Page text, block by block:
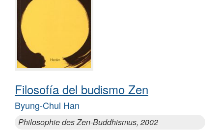
Filosofía del budismo Zen
Byung-Chul Han
Philosophie des Zen-Buddhismus, 2002